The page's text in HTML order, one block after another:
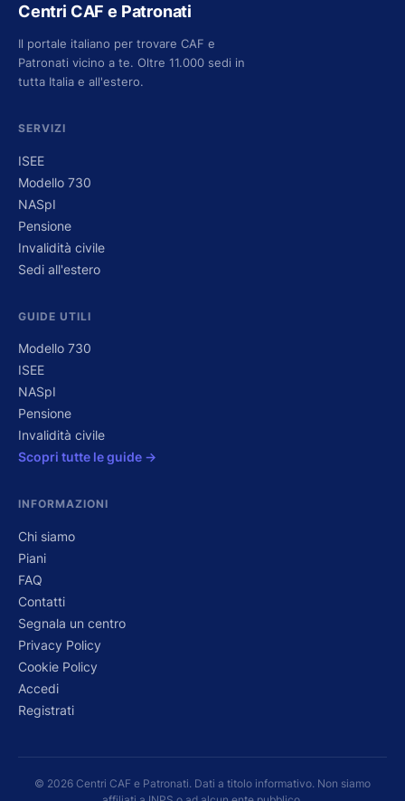
Centri CAF e Patronati
Il portale italiano per trovare CAF e
Patronati vicino a te. Oltre 11.000 sedi in
tutta Italia e all'estero.
SERVIZI
ISEE
Modello 730
NASpI
Pensione
Invalidità civile
Sedi all'estero
GUIDE UTILI
Modello 730
ISEE
NASpI
Pensione
Invalidità civile
Scopri tutte le guide →
INFORMAZIONI
Chi siamo
Piani
FAQ
Contatti
Segnala un centro
Privacy Policy
Cookie Policy
Accedi
Registrati
© 2026 Centri CAF e Patronati. Dati a titolo informativo. Non siamo